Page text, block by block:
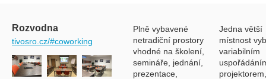
Rozvodna
tivosro.cz/#coworking
Plně vybavené
netradiční prostory
vhodné na školení,
semináře, jednání,
prezentace,
Jedna větší
místnost
variabilním
projektorem,